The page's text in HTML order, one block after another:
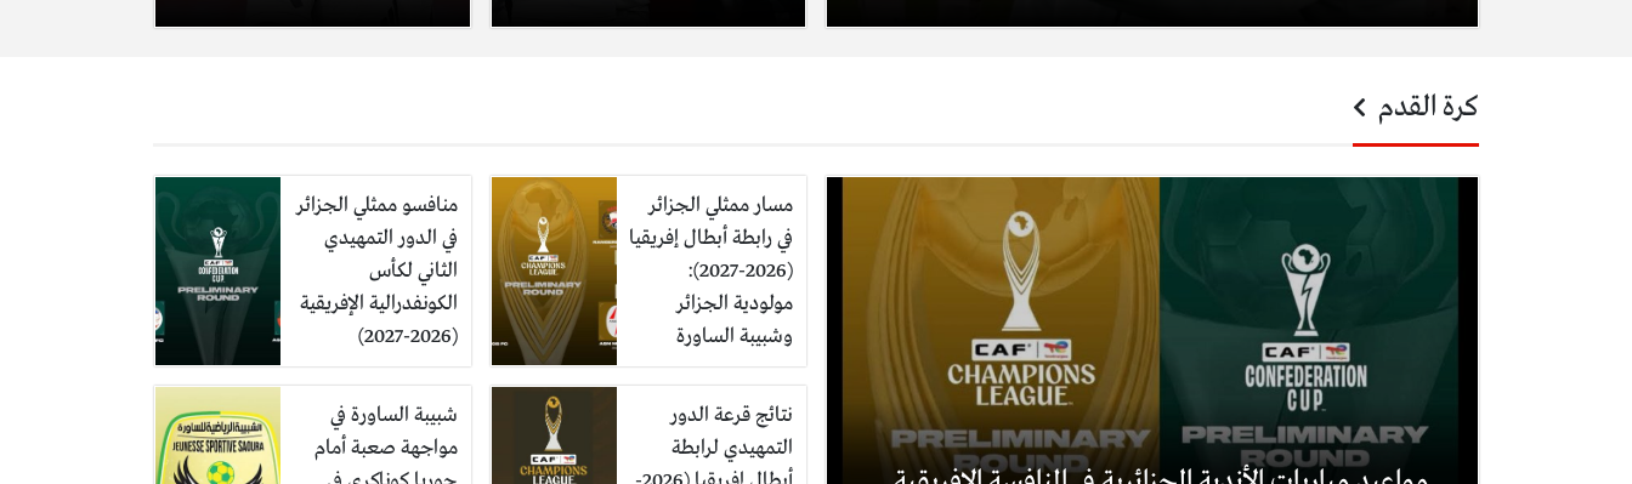
كرة القدم
مسار ممثلي الجزائر
في رابطة أبطال إفريقيا
(2026-2027):
مولودية الجزائر
وشبيبة الساورة
منافسو ممثلي الجزائر
في الدور التمهيدي
الثاني لكأس
الكونفدرالية الإفريقية
(2026-2027)
نتائج قرعة الدور
التمهيدي لرابطة
شبيبة الساورة في
مواجهة صعبة أمام